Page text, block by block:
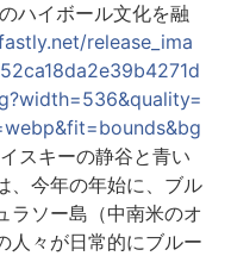
ハイボール文化を融
release_ima
スキーの静谷と青い
、今年の年始に、ブル
ラソー島（中南米のオ
人々が日常的にブルー